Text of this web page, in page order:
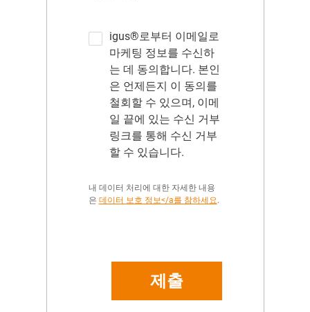
igus®로부터 이메일로
마케팅 정보를 수신하
는 데 동의합니다. 본인
은 언제든지 이 동의를
철회할 수 있으며, 이메
일 끝에 있는 수신 거부
링크를 통해 수신 거부
할 수 있습니다.
내 데이터 처리에 대한 자세한 내용
은 데이터 보호 정보</a를 참하세요.